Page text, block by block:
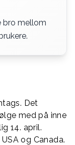
bro mellom
Det
med på inne
14. april.
og Canada.